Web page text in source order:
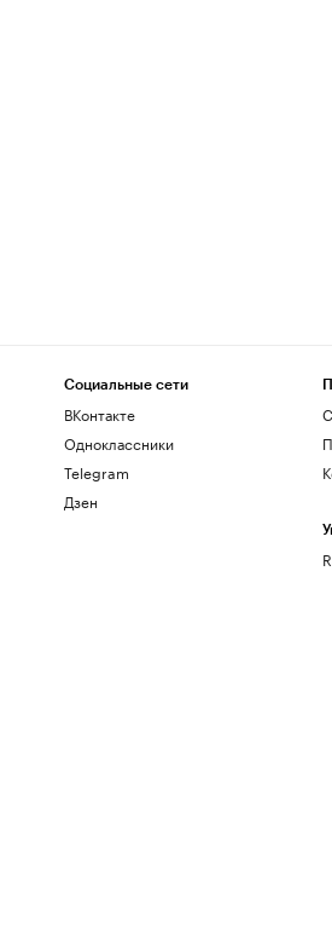
Социальные сети
ВКонтакте
Одноклассники
Telegram
Дзен